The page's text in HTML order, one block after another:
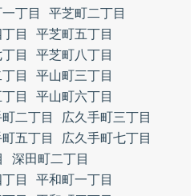
丁目
平芝町二丁目
目
平芝町五丁目
目
平芝町八丁目
目
平山町三丁目
目
平山町六丁目
二丁目
広久手町三丁目
五丁目
広久手町七丁目
深田町二丁目
目
平和町一丁目